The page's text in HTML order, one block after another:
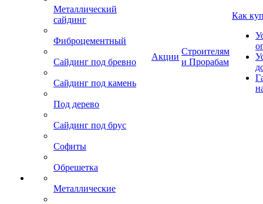
Металлический
сайдинг
Фиброцементный
Сайдинг под бревно
Сайдинг под камень
Под дерево
Сайдинг под брус
Софиты
Обрешетка
Металлические
Акции
Строителям
и Прорабам
Как